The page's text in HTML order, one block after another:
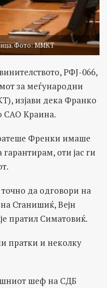
Фото: ММКТ
РФЈ-066,
за меѓународни
изјави дека Франко
САО Краина.
Френки имаше
оти јас ги
да одговори на
Станишиќ, Вејн
пратил Симатовиќ.
пратки и неколку
шеф на СДБ